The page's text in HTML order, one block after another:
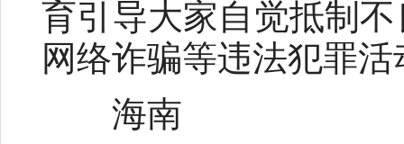
育引导大家自觉抵制
网络诈骗等违法犯罪活
海南